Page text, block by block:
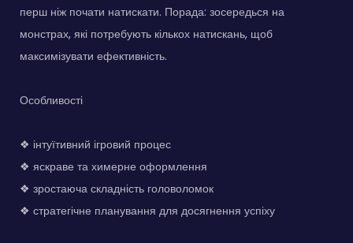
перш ніж почати натискати. Порада: зосередься на
монстрах, які потребують кількох натискань, щоб
максимізувати ефективність.
Особливості
❖ інтуїтивний ігровий процес
❖ яскраве та химерне оформлення
❖ зростаюча складність головоломок
❖ стратегічне планування для досягнення успіху